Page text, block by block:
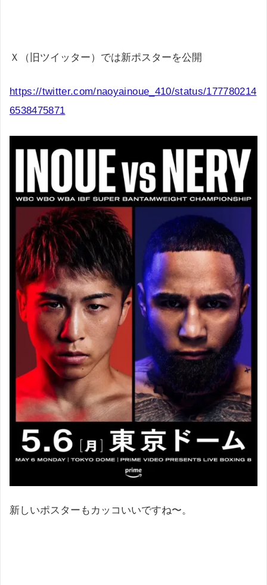
Ｘ（旧ツイッター）では新ポスターを公開
https://twitter.com/naoyainoue_410/status/177780214
6538475871
新しいポスターもカッコいいですね〜。